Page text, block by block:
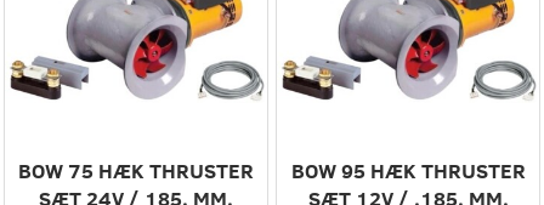
BOW 75 HÆK THRUSTER
SÆT 24V / 185. MM.
BOW 95 HÆK THRUSTER
SÆT 12V / .185. MM.